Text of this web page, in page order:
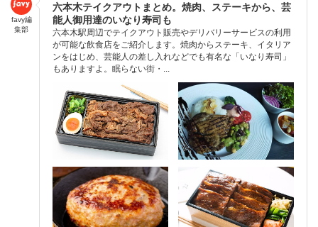
favy編
集部
六本木テイクアウトまとめ。焼肉、ステーキから、芸
能人御用達のいなり寿司も
六本木駅周辺でテイクアウト販売やデリバリーサービスの利用
が可能な飲食店をご紹介します。焼肉からステーキ、イタリア
ンをはじめ、芸能人の差し入れなどでも有名な「いなり寿司」
もありますよ。眠らない街・...